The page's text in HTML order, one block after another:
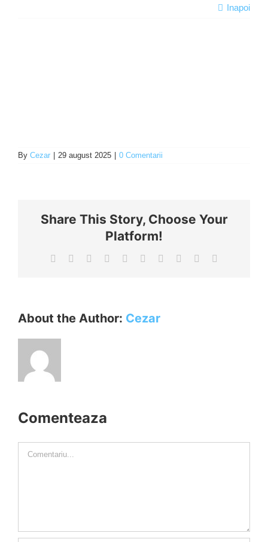
Inapoi
By Cezar 29 august 2025 0 Comentarii
Share This Story, Choose Your
Platform!
Facebook Reddit LinkedInWhatsApp
TumblrPinterest Xing
About the Author: Cezar
Comenteaza